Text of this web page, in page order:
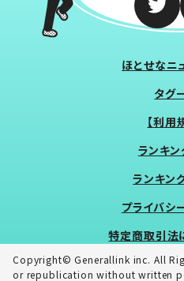
ほとせなニ
タグ
【利用
ランキ
ランキン
プライバシ
特定商取引法
Copyright© Generallink inc. All
or republication without written